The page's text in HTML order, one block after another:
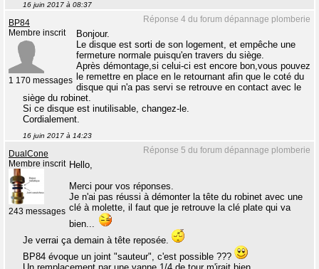
16 juin 2017 à 08:37
Réponse 4 du forum dépannage plomberie
BP84
Membre inscrit
1 170 messages
Bonjour.
Le disque est sorti de son logement, et empêche une
fermeture normale puisqu'en travers du siège.
Après démontage,si celui-ci est encore bon,vous pouvez
le remettre en place en le retournant afin que le coté du
disque qui n'a pas servi se retrouve en contact avec le
siège du robinet.
Si ce disque est inutilisable, changez-le.
Cordialement.
16 juin 2017 à 14:23
Réponse 5 du forum dépannage plomberie
DualCone
Membre inscrit
243 messages
Hello,
Merci pour vos réponses.
Je n'ai pas réussi à démonter la tête du robinet avec une
clé à molette, il faut que je retrouve la clé plate qui va
bien...
Je verrai ça demain à tête reposée.
BP84 évoque un joint "sauteur", c'est possible ???